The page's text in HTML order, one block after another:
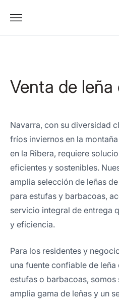
Venta de leña
Navarra, con su diversidad
fríos inviernos en la
en la Ribera, requiere
eficientes y sostenibles.
amplia selección de leñas
para estufas y barbacoas,
servicio integral de entrega
y eficiencia.
Para los residentes y
una fuente confiable de
estufas o barbacoas,
amplia gama de leñas y un